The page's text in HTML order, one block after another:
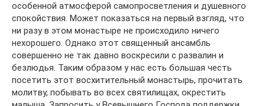
особенной атмосферой самопросветления и душевного
спокойствия. Может показаться на первый взгляд, что
ни разу в этом монастыре не происходило ничего
нехорошего. Однако этот священный ансамбль
совершенно не так давно воскресили с развалин и
безлюдья. Таким образом у нас есть большая честь
посетить этот восхитительный монастырь, прочитать
молитву, побывать во всех святилищах, окрестить